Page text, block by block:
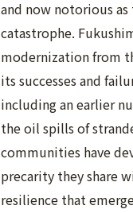
and now notorious
catastrophe.
modernization from
its successes and
including an earlier
the oil spills of
communities have
precarity they share
resilience that